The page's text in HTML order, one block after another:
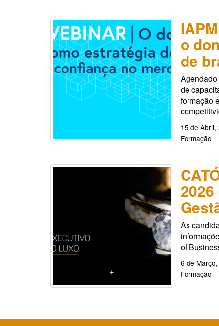
o
de
de
formação
15 de Abril,
Formação
As
of
6 de
Formação